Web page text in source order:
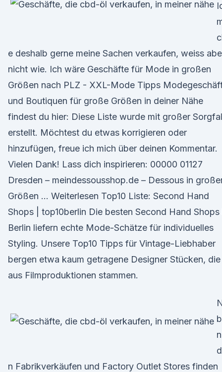
e deshalb gerne meine Sachen verkaufen, weiss
nicht wie. Ich wäre Geschäfte für Mode in großen
Größen nach PLZ - XXL-Mode Tipps
und Boutiquen für große Größen in deiner Nähe
findest du hier: Diese Liste wurde mit großer
erstellt. Möchtest du etwas korrigieren oder
hinzufügen, freue ich mich über deinen Kommentar.
Vielen Dank! Lass dich inspirieren: 00000 01127
Dresden – meindessousshop.de – Dessous in
Größen … Weiterlesen Top10 Liste: Second Hand
Shops | top10berlin Die besten Second Hand Shops
Berlin liefern echte Mode-Schätze für individuelles
Styling. Unsere Top10 Tipps für Vintage-Liebhaber
bergen etwa kaum getragene Designer Stücken, die
aus Filmproduktionen stammen.
n
n Fabrikverkäufen und Factory Outlet Stores finden